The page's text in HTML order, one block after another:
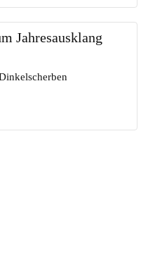
Jahresausklang